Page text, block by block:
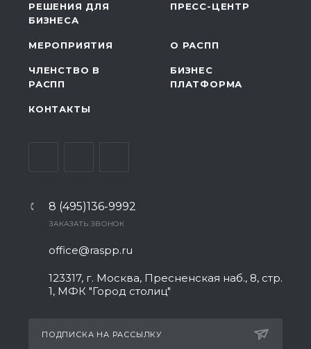
РЕШЕНИЯ ДЛЯ
БИЗНЕСА
ПРЕСС-ЦЕНТР
МЕРОПРИЯТИЯ О РАСПП
ЧЛЕНСТВО В
РАСПП
БИЗНЕС
ПЛАТФОРМА
КОНТАКТЫ
8 (495)136-9992
ЗАКАЗАТЬ ЗВОНОК
office@raspp.ru
123317, г. Москва, Пресненская наб., 8, стр.
1, МФК "Город столиц"
ПОДПИСКА НА РАССЫЛКУ